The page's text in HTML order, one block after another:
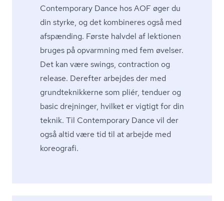
Contemporary Dance hos AOF øger du
din styrke, og det kombineres også med
afspænding. Første halvdel af lektionen
bruges på opvarmning med fem øvelser.
Det kan være swings, contraction og
release. Derefter arbejdes der med
grund­tek­nik­ker­ne som pliér, tenduer og
basic drejninger, hvilket er vigtigt for din
teknik. Til Contemporary Dance vil der
også altid være tid til at arbejde med
koreografi.